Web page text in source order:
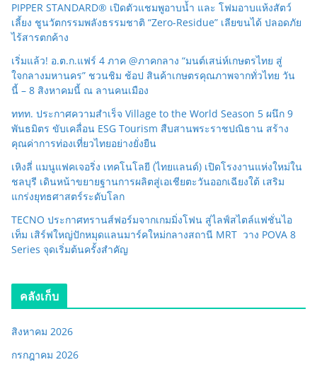
PIPPER STANDARD® เปิดตัวแชมพูอาบน้ำ และ โฟมอาบแห้งสัตว์
เลี้ยง ชูนวัตกรรมพลังธรรมชาติ “Zero-Residue” เลียขนได้ ปลอดภัย
ไร้สารตกค้าง
เริ่มแล้ว! อ.ต.ก.แฟร์ 4 ภาค @ภาคกลาง “มนต์เสน่ห์เกษตรไทย สู่
ใจกลางมหานคร” ชวนชิม ช้อป สินค้าเกษตรคุณภาพจากทั่วไทย วัน
นี้ – 8 สิงหาคมนี้ ณ ลานคนเมือง
ททท. ประกาศความสำเร็จ Village to the World Season 5 ผนึก 9
พันธมิตร ขับเคลื่อน ESG Tourism สืบสานพระราชปณิธาน สร้าง
คุณค่าการท่องเที่ยวไทยอย่างยั่งยืน
เหิงลี่ แมนูแฟคเจอริ่ง เทคโนโลยี (ไทยแลนด์) เปิดโรงงานแห่งใหม่ใน
ชลบุรี เดินหน้าขยายฐานการผลิตสู่เอเชียตะวันออกเฉียงใต้ เสริม
แกร่งยุทธศาสตร์ระดับโลก
TECNO ประกาศทรานส์ฟอร์มจากเกมมิ่งโฟน สู่ไลฟ์สไตล์แฟชั่นไอ
เท็ม เสิร์ฟใหญ่ปักหมุดแลนมาร์คใหม่กลางสถานี MRT วาง POVA 8
Series จุดเริ่มต้นครั้งสำคัญ
คลังเก็บ
สิงหาคม 2026
กรกฎาคม 2026